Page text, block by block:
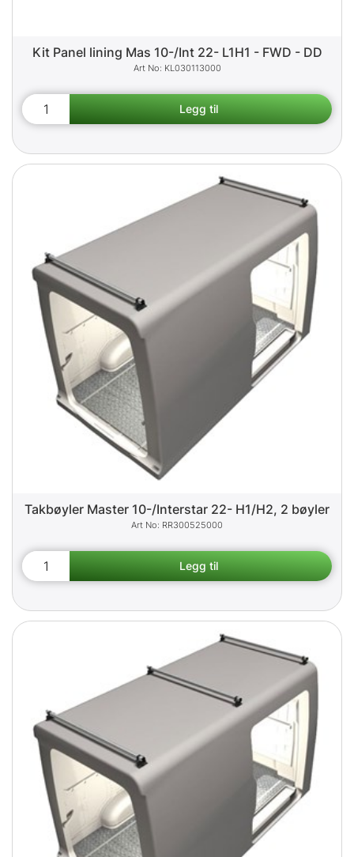
Kit Panel lining Mas 10-/Int 22- L1H1 - FWD - DD
KL030113000
Takbøyler Master 10-/Interstar 22- H1/H2, 2 bøyler
RR300525000